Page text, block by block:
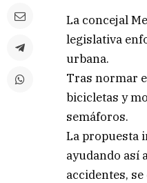
La concejal
legislativa
urbana.
Tras normar
bicicletas y
semáforos.
La propuesta
ayudando así
accidentes,